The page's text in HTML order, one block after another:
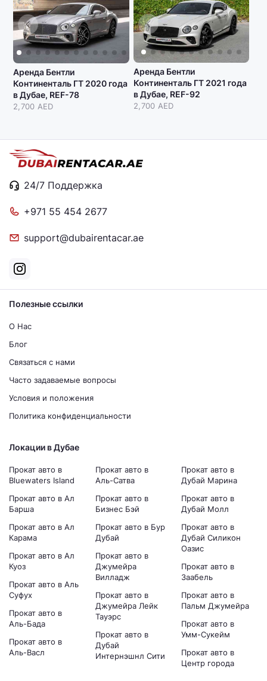
Аренда Бентли
Континенталь ГТ 2020 года
в Дубае, REF-78
2,700 AED
Аренда Бентли
Континенталь ГТ 2021 года
в Дубае, REF-92
2,700 AED
24/7 Поддержка
+971 55 454 2677
support@dubairentacar.ae
Полезные ссылки
О Нас
Блог
Связаться с нами
Часто задаваемые вопросы
Условия и положения
Политика конфиденциальности
Локации в Дубае
Прокат авто в
Bluewaters Island
Прокат авто в Ал
Барша
Прокат авто в Ал
Карама
Прокат авто в Ал
Куоз
Прокат авто в Аль
Суфух
Прокат авто в
Аль-Бада
Прокат авто в
Аль-Васл
Прокат авто в
Аль-Сатва
Прокат авто в
Бизнес Бэй
Прокат авто в Бур
Дубай
Прокат авто в
Джумейра
Вилладж
Прокат авто в
Джумейра Лейк
Тауэрс
Прокат авто в
Дубай
Интернэшнл Сити
Прокат авто в
Дубай Марина
Прокат авто в
Дубай Молл
Прокат авто в
Дубай Силикон
Оазис
Прокат авто в
Заабель
Прокат авто в
Пальм Джумейра
Прокат авто в
Умм-Сукейм
Прокат авто в
Центр города